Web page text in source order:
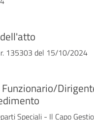
135303 del 15/10/2024
Speciali - Il Capo